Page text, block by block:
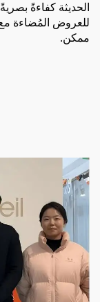
الحديثة كفاءةً
للعروض المُضاءة مع
ممكن.